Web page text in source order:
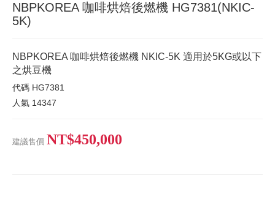
NBPKOREA 咖啡烘焙後燃機 HG7381(NKIC-
5K)
NBPKOREA 咖啡烘焙後燃機 NKIC-5K 適用於5KG或以下
之烘豆機
代碼 HG7381
人氣 14347
建議售價 NT$450,000